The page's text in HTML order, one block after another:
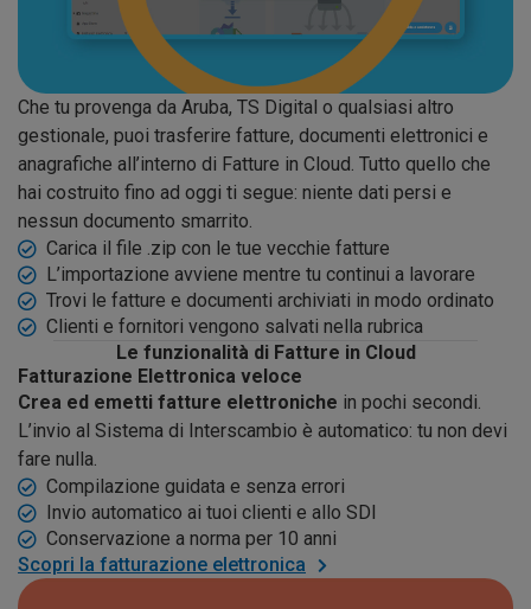
Che tu provenga da Aruba, TS Digital o qualsiasi altro
gestionale, puoi trasferire fatture, documenti elettronici e
anagrafiche all’interno di Fatture in Cloud. Tutto quello che
hai costruito fino ad oggi ti segue: niente dati persi e
nessun documento smarrito.
Carica il file .zip con le tue vecchie fatture
L’importazione avviene mentre tu continui a lavorare
Trovi le fatture e documenti archiviati in modo ordinato
Clienti e fornitori vengono salvati nella rubrica
Le funzionalità di Fatture in Cloud
Fatturazione Elettronica veloce
Crea ed emetti fatture elettroniche in pochi secondi.
L’invio al Sistema di Interscambio è automatico: tu non devi
fare nulla.
Compilazione guidata e senza errori
Invio automatico ai tuoi clienti e allo SDI
Conservazione a norma per 10 anni
Scopri la fatturazione elettronica